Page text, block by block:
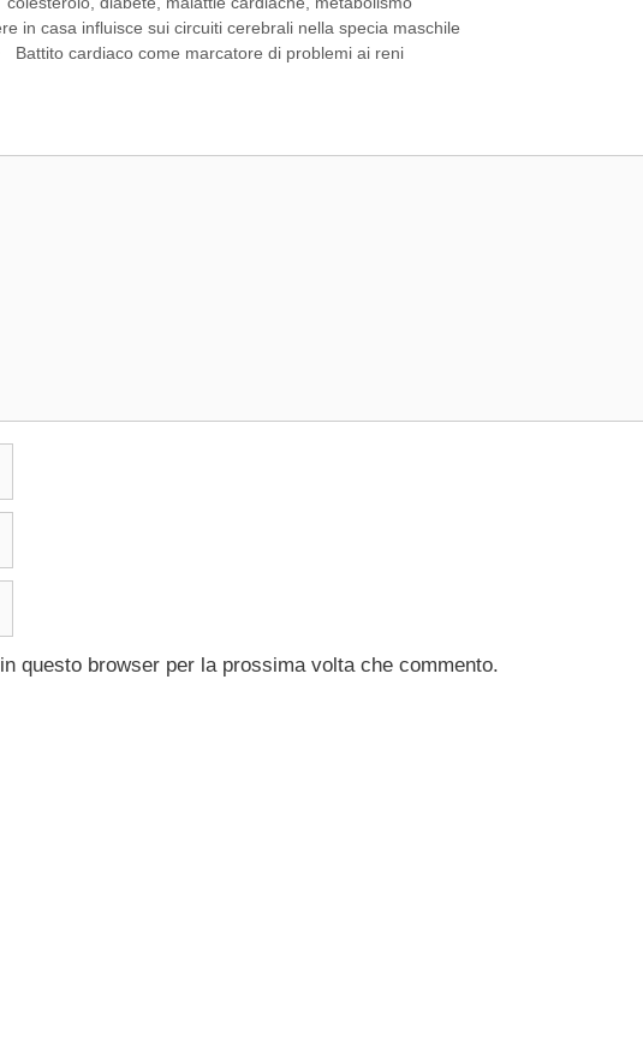
in casa influisce sui circuiti cerebrali nella specia maschile
Battito cardiaco come marcatore di problemi ai reni
questo browser per la prossima volta che commento.